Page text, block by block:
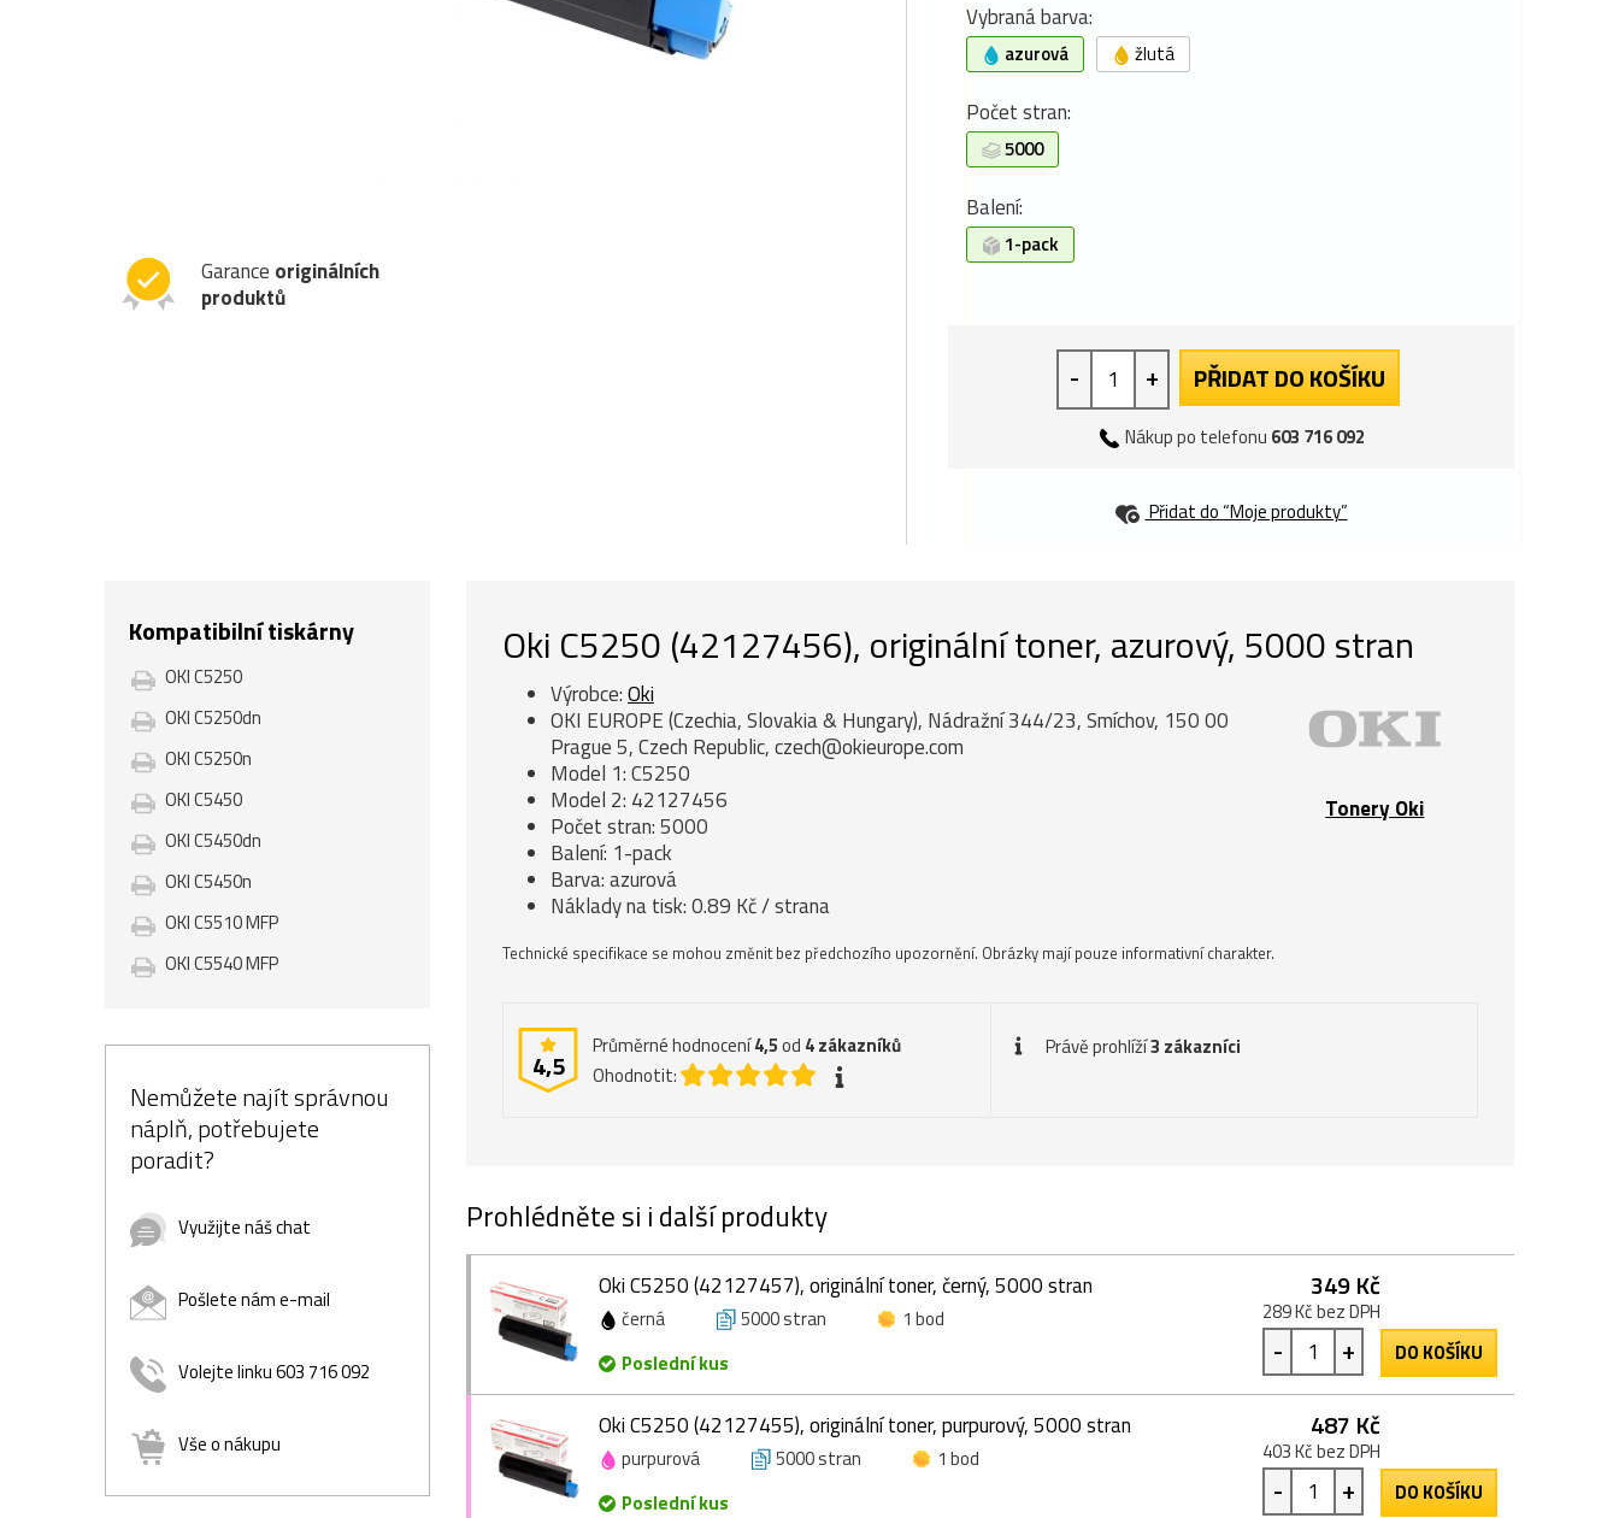
Garance originálních
produktů
Vybraná barva:
azurová žlutá
Počet stran:
5000
Balení:
1-pack
- + PŘIDAT DO KOŠÍKU
Nákup po telefonu 603 716 092
Přidat do “Moje produkty”
Kompatibilní tiskárny
OKI C5250
OKI C5250dn
OKI C5250n
OKI C5450
OKI C5450dn
OKI C5450n
OKI C5510 MFP
OKI C5540 MFP
Nemůžete najít správnou
náplň, potřebujete
poradit?
Využijte náš chat
Pošlete nám e-mail
Volejte linku 603 716 092
Vše o nákupu
Oki C5250 (42127456), originální toner, azurový, 5000 stran
Tonery Oki
Výrobce:Oki
OKI EUROPE (Czechia, Slovakia & Hungary), Nádražní 344/23, Smíchov, 150 00
Prague 5, Czech Republic, czech@okieurope.com
Model 1: C5250
Model 2: 42127456
Počet stran: 5000
Balení: 1-pack
Barva: azurová
Náklady na tisk: 0.89 Kč / strana
Technické specifikace se mohou změnit bez předchozího upozornění. Obrázky mají pouze informativní charakter.
4,5
Průměrné hodnocení4,5od 4zákazníků
Ohodnotit:
Právě prohlíží3 zákazníci
Prohlédněte si i další produkty
Oki C5250 (42127457), originální toner, černý, 5000 stran
černá 5000 stran
1 bod
Poslední kus
349 Kč
289 Kč bez DPH
- + DO KOŠÍKU
Oki C5250 (42127455), originální toner, purpurový, 5000 stran
purpurová 5000 stran
1 bod
Poslední kus
487 Kč
403 Kč bez DPH
- + DO KOŠÍKU